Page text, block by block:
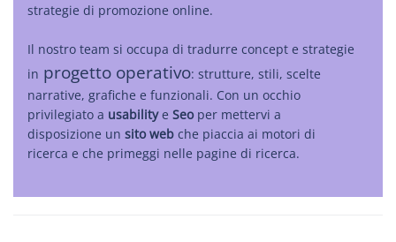
strategie di promozione online.
Il nostro team si occupa di tradurre concept e strategie
in progetto operativo: strutture, stili, scelte
narrative, grafiche e funzionali. Con un occhio
privilegiato a usabilitye Seoper mettervi a
disposizione un sito web che piaccia ai motori di
ricerca e che primeggi nelle pagine di ricerca.